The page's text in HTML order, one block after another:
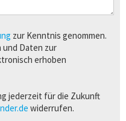
zur Kenntnis genommen.
und Daten zur
erhoben
jederzeit für die Zukunft
widerrufen.